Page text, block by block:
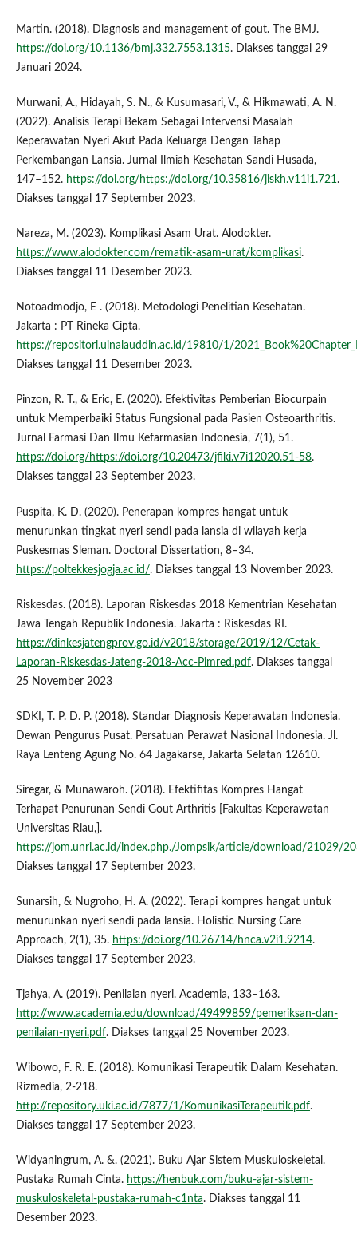
Martin. (2018). Diagnosis and management of gout. The BMJ.
https://doi.org/10.1136/bmj.332.7553.1315. Diakses tanggal 29
Januari 2024.
Murwani, A., Hidayah, S. N., & Kusumasari, V., & Hikmawati, A. N.
(2022). Analisis Terapi Bekam Sebagai Intervensi Masalah
Keperawatan Nyeri Akut Pada Keluarga Dengan Tahap
Perkembangan Lansia. Jurnal Ilmiah Kesehatan Sandi Husada,
147–152. https://doi.org/https://doi.org/10.35816/jiskh.v11i1.721.
Diakses tanggal 17 September 2023.
Nareza, M. (2023). Komplikasi Asam Urat. Alodokter.
https://www.alodokter.com/rematik-asam-urat/komplikasi.
Diakses tanggal 11 Desember 2023.
Notoadmodjo, E . (2018). Metodologi Penelitian Kesehatan.
Jakarta : PT Rineka Cipta.
https://repositori.uinalauddin.ac.id/19810/1/
Diakses tanggal 11 Desember 2023.
Pinzon, R. T., & Eric, E. (2020). Efektivitas Pemberian Biocurpain
untuk Memperbaiki Status Fungsional pada Pasien Osteoarthritis.
Jurnal Farmasi Dan Ilmu Kefarmasian Indonesia, 7(1), 51.
https://doi.org/https://doi.org/10.20473/jfiki.v7i12020.51-58.
Diakses tanggal 23 September 2023.
Puspita, K. D. (2020). Penerapan kompres hangat untuk
menurunkan tingkat nyeri sendi pada lansia di wilayah kerja
Puskesmas Sleman. Doctoral Dissertation, 8–34.
https://poltekkesjogja.ac.id/. Diakses tanggal 13 November 2023.
Riskesdas. (2018). Laporan Riskesdas 2018 Kementrian Kesehatan
Jawa Tengah Republik Indonesia. Jakarta : Riskesdas RI.
https://dinkesjatengprov.go.id/v2018/storage/2019/12/Cetak-
Laporan-Riskesdas-Jateng-2018-Acc-Pimred.pdf. Diakses tanggal
25 November 2023
SDKI, T. P. D. P. (2018). Standar Diagnosis Keperawatan Indonesia.
Dewan Pengurus Pusat. Persatuan Perawat Nasional Indonesia. Jl.
Raya Lenteng Agung No. 64 Jagakarse, Jakarta Selatan 12610.
Siregar, & Munawaroh. (2018). Efektifitas Kompres Hangat
Terhapat Penurunan Sendi Gout Arthritis [Fakultas Keperawatan
Universitas Riau,].
https://jom.unri.ac.id/index.php./Jompsik/article/download/21029/
Diakses tanggal 17 September 2023.
Sunarsih, & Nugroho, H. A. (2022). Terapi kompres hangat untuk
menurunkan nyeri sendi pada lansia. Holistic Nursing Care
Approach, 2(1), 35. https://doi.org/10.26714/hnca.v2i1.9214.
Diakses tanggal 17 September 2023.
Tjahya, A. (2019). Penilaian nyeri. Academia, 133–163.
http://www.academia.edu/download/49499859/pemeriksan-dan-
penilaian-nyeri.pdf. Diakses tanggal 25 November 2023.
Wibowo, F. R. E. (2018). Komunikasi Terapeutik Dalam Kesehatan.
Rizmedia, 2-218.
http://repository.uki.ac.id/7877/1/KomunikasiTerapeutik.pdf.
Diakses tanggal 17 September 2023.
Widyaningrum, A. &. (2021). Buku Ajar Sistem Muskuloskeletal.
Pustaka Rumah Cinta. https://henbuk.com/buku-ajar-sistem-
muskuloskeletal-pustaka-rumah-c1nta. Diakses tanggal 11
Desember 2023.